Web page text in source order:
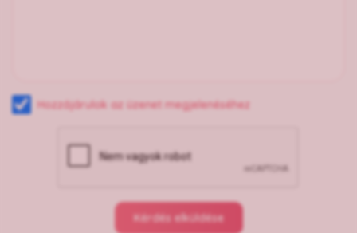
Hozzájárulok az üzenet megjelenéséhez
Kérdés elküldése